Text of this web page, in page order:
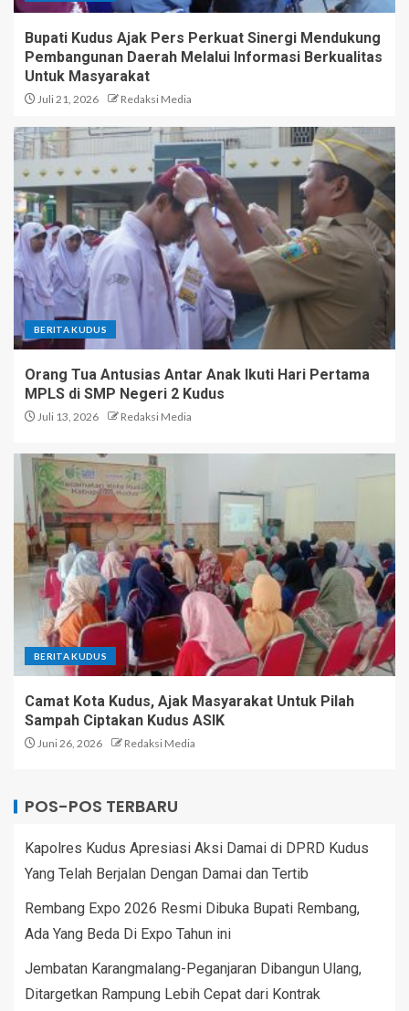
Bupati Kudus Ajak Pers Perkuat Sinergi Mendukung
Pembangunan Daerah Melalui Informasi Berkualitas
Untuk Masyarakat
Juli 21, 2026 Redaksi Media
BERITA KUDUS
Orang Tua Antusias Antar Anak Ikuti Hari Pertama
MPLS di SMP Negeri 2 Kudus
Juli 13, 2026 Redaksi Media
BERITA KUDUS
Camat Kota Kudus, Ajak Masyarakat Untuk Pilah
Sampah Ciptakan Kudus ASIK
Juni 26, 2026 Redaksi Media
POS-POS TERBARU
Kapolres Kudus Apresiasi Aksi Damai di DPRD Kudus
Yang Telah Berjalan Dengan Damai dan Tertib
Rembang Expo 2026 Resmi Dibuka Bupati Rembang,
Ada Yang Beda Di Expo Tahun ini
Jembatan Karangmalang-Peganjaran Dibangun Ulang,
Ditargetkan Rampung Lebih Cepat dari Kontrak